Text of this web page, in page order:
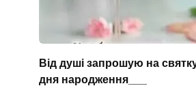
Від душі запрошую на
дня народження___